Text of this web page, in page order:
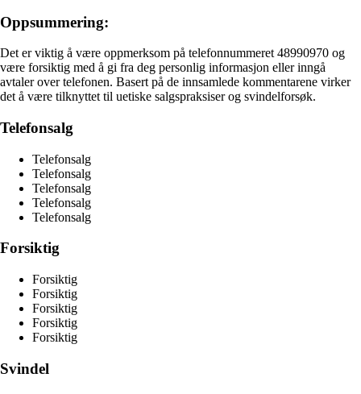
Oppsummering:
Det er viktig å være oppmerksom på telefonnummeret 48990970 og
være forsiktig med å gi fra deg personlig informasjon eller inngå
avtaler over telefonen. Basert på de innsamlede kommentarene virker
det å være tilknyttet til uetiske salgspraksiser og svindelforsøk.
Telefonsalg
Telefonsalg
Telefonsalg
Telefonsalg
Telefonsalg
Telefonsalg
Forsiktig
Forsiktig
Forsiktig
Forsiktig
Forsiktig
Forsiktig
Svindel